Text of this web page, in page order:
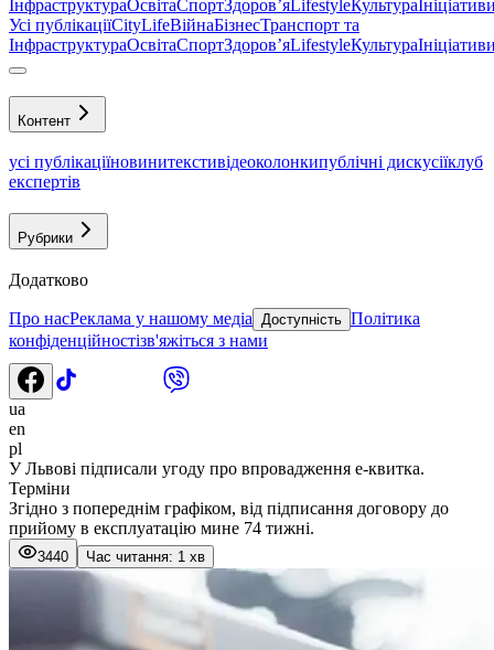
ІнфраструктураОсвітаСпортЗдоровʼяLifestyleКультура
Усі публікаціїCityLifeВійнаБізнесТранспорт та
ІнфраструктураОсвітаСпортЗдоровʼяLifestyleКультура
Контент
усі публікаціїновинитекстивідеоколонкипублічні дискусіїклуб
експертів
Рубрики
Додатково
Про насРеклама у нашому медіа Доступність Політика
конфіденційностізв'яжіться з нами
ua
en
pl
У Львові підписали угоду про впровадження е-квитка.
Терміни
Згідно з попереднім графіком, від підписання договору до
прийому в експлуатацію мине 74 тижні.
3440 Час читання: 1 хв